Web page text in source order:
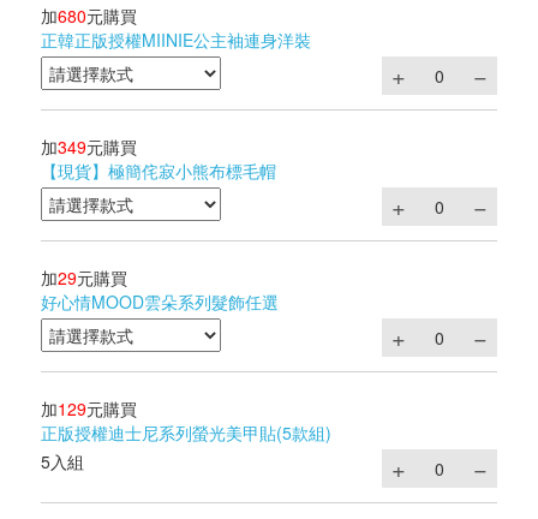
加680元購買
正韓正版授權MIINIE公主袖連身洋裝
加349元購買
【現貨】極簡侘寂小熊布標毛帽
加29元購買
好心情MOOD雲朵系列髮飾任選
加129元購買
正版授權迪士尼系列螢光美甲貼(5款組)
5入組